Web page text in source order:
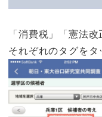
「消費税」「憲法
それぞれのタグをタ